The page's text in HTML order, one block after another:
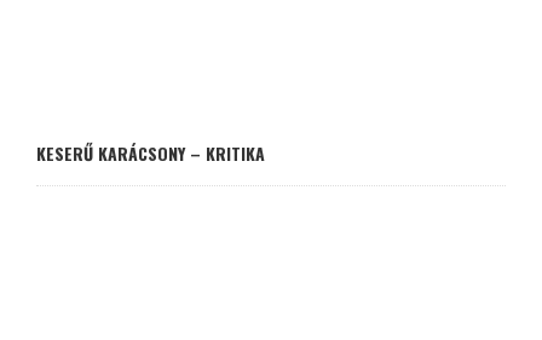
KESERŰ KARÁCSONY – KRITIKA